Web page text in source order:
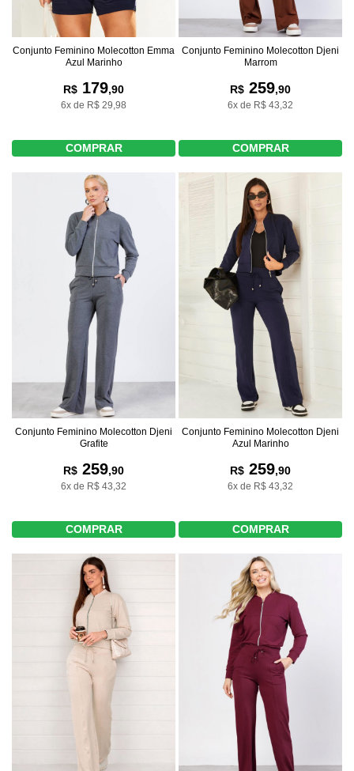
Conjunto Feminino Molecotton Emma
Azul Marinho
R$ 179,90
6x de R$ 29,98
COMPRAR
Conjunto Feminino Molecotton Djeni
Marrom
R$ 259,90
6x de R$ 43,32
COMPRAR
Conjunto Feminino Molecotton Djeni
Grafite
R$ 259,90
6x de R$ 43,32
COMPRAR
Conjunto Feminino Molecotton Djeni
Azul Marinho
R$ 259,90
6x de R$ 43,32
COMPRAR